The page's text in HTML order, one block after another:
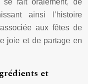
se fait oralement, de
ainsi l’histoire
aux fêtes de
joie et de partage en
et